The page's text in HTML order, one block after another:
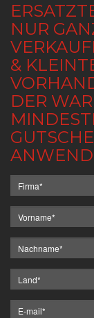
NUR
&
DER